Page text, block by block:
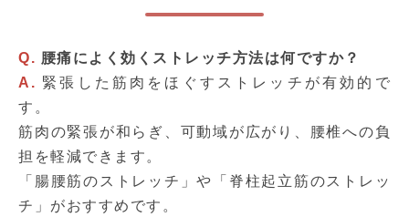
Q. 腰痛によく効くストレッチ方法は何ですか？
A. 緊張した筋肉をほぐすストレッチが有効的で
す。
筋肉の緊張が和らぎ、可動域が広がり、腰椎への負
担を軽減できます。
「腸腰筋のストレッチ」や「脊柱起立筋のストレッ
チ」がおすすめです。